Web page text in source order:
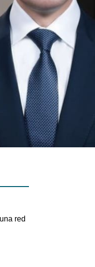
red